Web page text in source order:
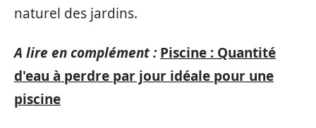
naturel des jardins.
A lire en complément : Piscine : Quantité
d'eau à perdre par jour idéale pour une
piscine